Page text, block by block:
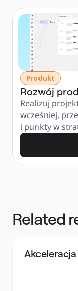
Produkt
Rozwój
Realizuj
wcześniej,
i punkty w
Related